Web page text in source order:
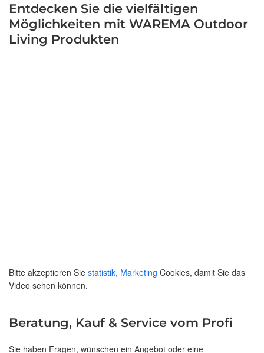
Entdecken Sie die vielfältigen
Möglichkeiten mit WAREMA Outdoor
Living Produkten
Bitte akzeptieren Sie statistik, Marketing Cookies, damit Sie das
Video sehen können.
Beratung, Kauf & Service vom Profi
Sie haben Fragen, wünschen ein Angebot oder eine